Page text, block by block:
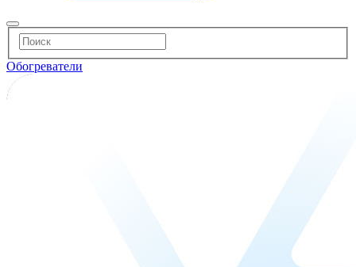
Обогреватели